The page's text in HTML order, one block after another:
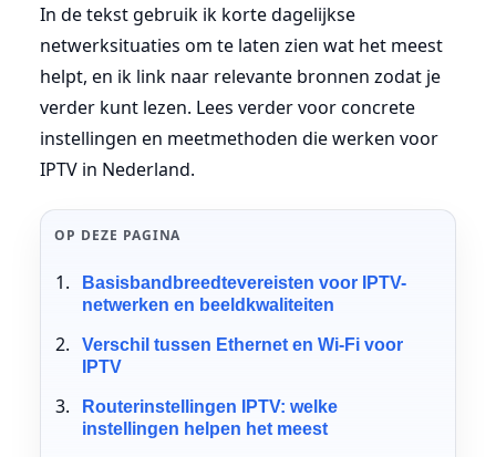
In de tekst gebruik ik korte dagelijkse
netwerksituaties om te laten zien wat het meest
helpt, en ik link naar relevante bronnen zodat je
verder kunt lezen. Lees verder voor concrete
instellingen en meetmethoden die werken voor
IPTV in Nederland.
OP DEZE PAGINA
Basisbandbreedtevereisten voor IPTV-
netwerken en beeldkwaliteiten
Verschil tussen Ethernet en Wi-Fi voor
IPTV
Routerinstellingen IPTV: welke
instellingen helpen het meest